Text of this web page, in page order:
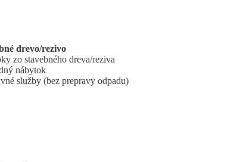
drevo/rezivo
zo stavebného dreva/reziva
nábytok
služby (bez prepravy odpadu)